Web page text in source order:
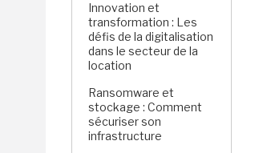
Innovation et
transformation : Les
défis de la digitalisation
dans le secteur de la
location
Ransomware et
stockage : Comment
sécuriser son
infrastructure